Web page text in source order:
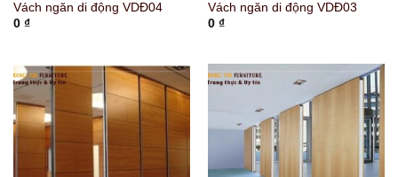
Vách ngăn di động VDĐ04
0 ₫
Vách ngăn di động VDĐ03
0 ₫